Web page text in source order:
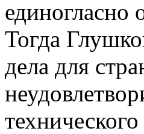
единогласно
Тогда
дела для